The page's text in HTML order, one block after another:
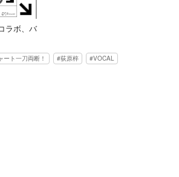
ラボ、バ
ート一刀両断！ 荻原梓
VOCAL